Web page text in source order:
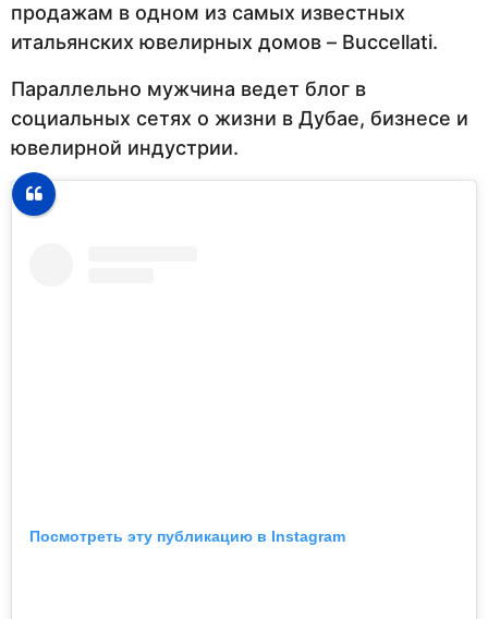
продажам в одном из самых известных
итальянских ювелирных домов – Buccellati.
Параллельно мужчина ведет блог в
социальных сетях о жизни в Дубае, бизнесе и
ювелирной индустрии.
Посмотреть эту публикацию в Instagram